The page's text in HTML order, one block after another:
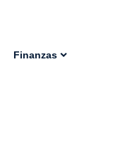
Finanzas